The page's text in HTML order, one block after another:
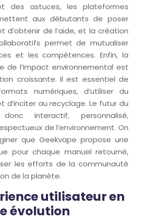
des astuces, les plateformes
aux débutants de poser
d’obtenir de l’aide, et la création
permet de mutualiser
et les compétences. Enfin, la
de l’impact environnemental est
croissante. Il est essentiel de
numériques, d’utiliser du
d’inciter au recyclage. Le futur du
interactif, personnalisé,
de l’environnement. On
que Geekvape propose une
pour chaque manuel retourné,
les efforts de la communauté
de la planète.
utilisateur en
évolution